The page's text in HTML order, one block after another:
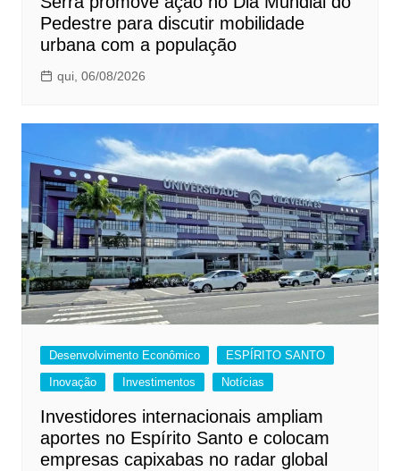
Pedestre para discutir mobilidade
urbana com a população
qui, 06/08/2026
Desenvolvimento Econômico
ESPÍRITO SANTO
Inovação
Investimentos Notícias
Investidores internacionais ampliam
aportes no Espírito Santo e colocam
empresas capixabas no radar global